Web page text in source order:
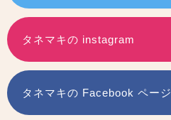
タネマキの instagram
タネマキの Facebook ページ